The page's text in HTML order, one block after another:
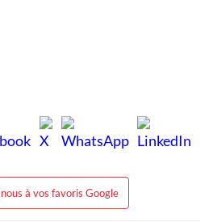
à vos favoris Google